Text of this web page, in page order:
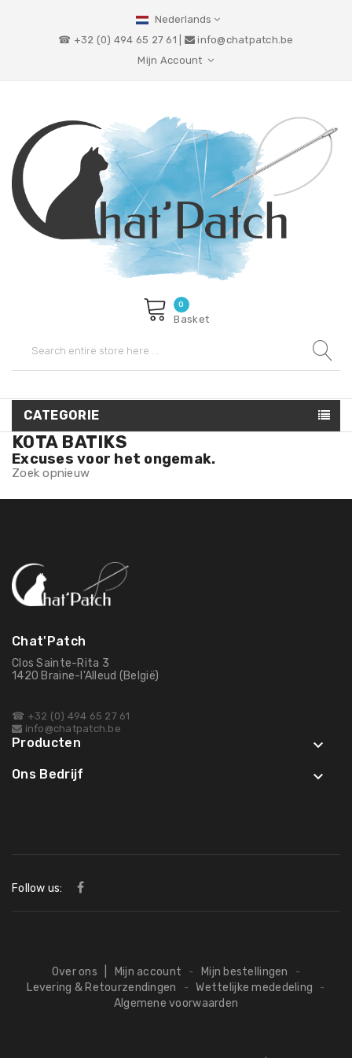
Nederlands
☎ +32 (0) 494 65 27 61 |
info@chatpatch.be
Mijn Account
Basket
0
CATEGORIE
KOTA BATIKS
Excuses voor het ongemak.
Zoek opnieuw
Chat'Patch
Clos Sainte-Rita 3
1420 Braine-l'Alleud (België)
☎ +32 (0) 494 65 27 61
info@chatpatch.be
Producten 
Ons Bedrijf 
Follow us:
Over ons Mijn account - Mijn bestellingen -
Levering & Retourzendingen - Wettelijke mededeling -
Algemene voorwaarden